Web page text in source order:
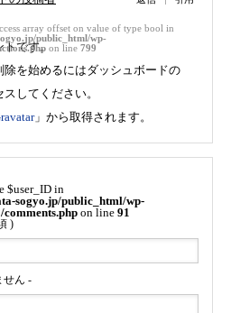
array offset on value of type bool in
public_html/wp-
on line 799
トです。
除を始めるにはダッシュボードの
してください。
」から取得されます。
$user_ID in
sogyo.jp/public_html/wp-
comments.phpon line 91
)
せん -